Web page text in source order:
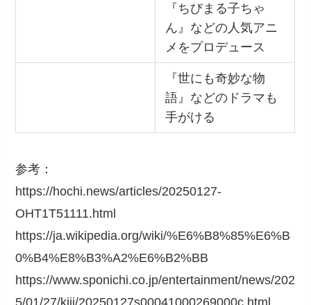
『ちびまる子ちゃ
ん』などの人気アニ
メをプロデュース
『世にも奇妙な物
語』などのドラマも
手がける
参考：
https://hochi.news/articles/20250127-
OHT1T51111.html
https://ja.wikipedia.org/wiki/%E6%B8%85%E6%B
0%B4%E8%B3%A2%E6%B2%BB
https://www.sponichi.co.jp/entertainment/news/202
5/01/27/kiji/20250127s00041000269000c.html